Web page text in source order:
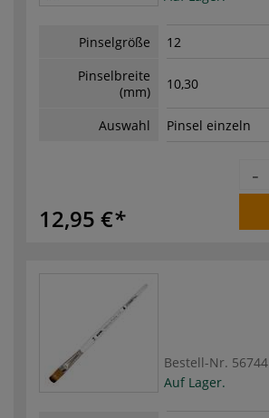
Pinselgröße
12
Pinselbreite
(mm)
10,30
Auswahl Pinsel einzeln
12,95 €
-
Bestell-Nr. 56744
Auf Lager.